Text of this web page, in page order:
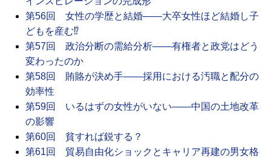
第56回 女性の学歴と結婚――大卒女性ほど結婚し子
どもを産む⁉
第57回 政治分断の需給分析――有権者と政党はどう
変わったのか
第58回 賄賂が決め手――採用における汚職と配分の
効率性
第59回 いるはずの女性がいない――中国の土地改革
の影響
第60回 貧すれば鋭する？
第61回 貿易自由化ショックとキャリア再建の男女格